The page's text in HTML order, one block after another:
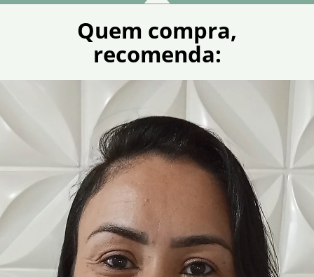
Quem compra,
recomenda: